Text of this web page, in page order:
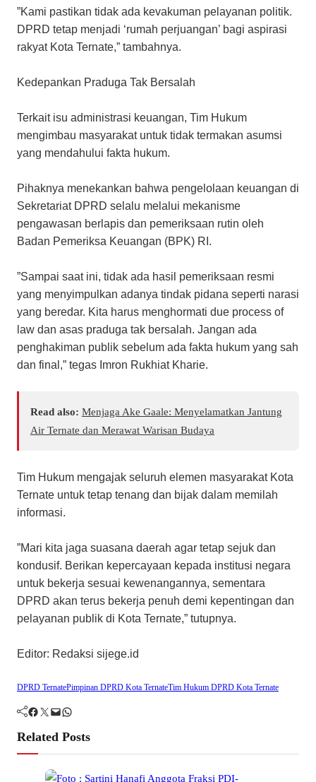
​”Kami pastikan tidak ada kevakuman pelayanan politik.
DPRD tetap menjadi ‘rumah perjuangan’ bagi aspirasi
rakyat Kota Ternate,” tambahnya.
​Kedepankan Praduga Tak Bersalah
​Terkait isu administrasi keuangan, Tim Hukum
mengimbau masyarakat untuk tidak termakan asumsi
yang mendahului fakta hukum.
Pihaknya menekankan bahwa pengelolaan keuangan di
Sekretariat DPRD selalu melalui mekanisme
pengawasan berlapis dan pemeriksaan rutin oleh
Badan Pemeriksa Keuangan (BPK) RI.
​”Sampai saat ini, tidak ada hasil pemeriksaan resmi
yang menyimpulkan adanya tindak pidana seperti narasi
yang beredar. Kita harus menghormati due process of
law dan asas praduga tak bersalah. Jangan ada
penghakiman publik sebelum ada fakta hukum yang sah
dan final,” tegas Imron Rukhiat Kharie.
Read also: Menjaga Ake Gaale: Menyelamatkan Jantung
Air Ternate dan Merawat Warisan Budaya
​Tim Hukum mengajak seluruh elemen masyarakat Kota
Ternate untuk tetap tenang dan bijak dalam memilah
informasi.
​”Mari kita jaga suasana daerah agar tetap sejuk dan
kondusif. Berikan kepercayaan kepada institusi negara
untuk bekerja sesuai kewenangannya, sementara
DPRD akan terus bekerja penuh demi kepentingan dan
pelayanan publik di Kota Ternate,” tutupnya.
​Editor: Redaksi sijege.id
DPRD TernatePimpinan DPRD Kota TernateTim Hukum DPRD Kota Ternate
Facebook Twitter Mail WhatsApp
Related Posts